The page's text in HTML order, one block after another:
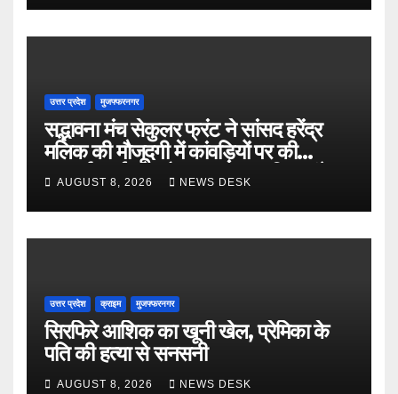
उत्तर प्रदेश मुजफ्फरनगर
सद्भावना मंच सेकुलर फ्रंट ने सांसद हरेंद्र
मलिक की मौजूदगी में कांवड़ियों पर की
पुष्पवर्षा, भाईचारे और सद्भावना का दिया संदेश
AUGUST 8, 2026 NEWS DESK
उत्तर प्रदेश क्राइम मुजफ्फरनगर
सिरफिरे आशिक का खूनी खेल, प्रेमिका के
पति की हत्या से सनसनी
AUGUST 8, 2026 NEWS DESK